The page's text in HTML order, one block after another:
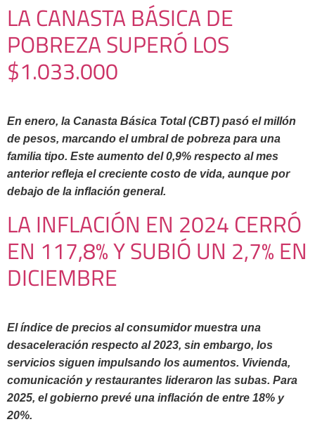
LA CANASTA BÁSICA DE
POBREZA SUPERÓ LOS
$1.033.000
En enero, la Canasta Básica Total (CBT) pasó el millón
de pesos, marcando el umbral de pobreza para una
familia tipo. Este aumento del 0,9% respecto al mes
anterior refleja el creciente costo de vida, aunque por
debajo de la inflación general.
LA INFLACIÓN EN 2024 CERRÓ
EN 117,8% Y SUBIÓ UN 2,7% EN
DICIEMBRE
El índice de precios al consumidor muestra una
desaceleración respecto al 2023, sin embargo, los
servicios siguen impulsando los aumentos. Vivienda,
comunicación y restaurantes lideraron las subas. Para
2025, el gobierno prevé una inflación de entre 18% y
20%.